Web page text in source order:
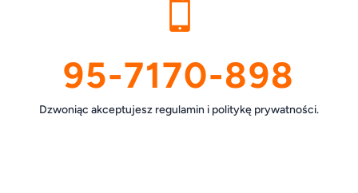

95-7170-898
Dzwoniąc akceptujesz regulamin i politykę prywatności.